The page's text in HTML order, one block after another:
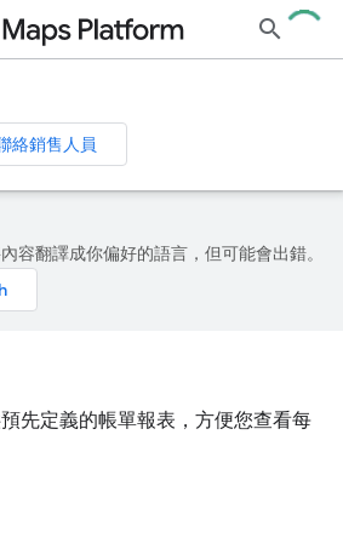
絡銷售人員
容翻譯成你偏好的語言，但可能會出錯。
先定義的帳單報表，方便您查看每